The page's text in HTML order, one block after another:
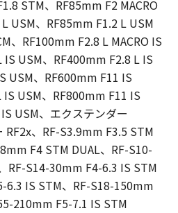
STM、RF85mm F2 MACRO
USM、RF85mm F1.2 L USM
、RF100mm F2.8 L MACRO IS
USM、RF400mm F2.8 L IS
USM、RF600mm F11 IS
USM、RF800mm F11 IS
USM、エクステンダー
RF2x、RF-S3.9mm F3.5 STM
F4 STM DUAL、RF-S10-
RF-S14-30mm F4-6.3 IS STM
6.3 IS STM、RF-S18-150mm
210mm F5-7.1 IS STM